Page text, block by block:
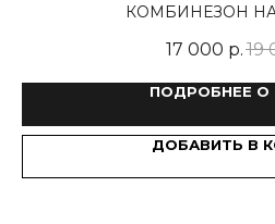
КОМБИНЕЗОН
17 000 р.19
ПОДРОБНЕЕ О
ДОБАВИТЬ В